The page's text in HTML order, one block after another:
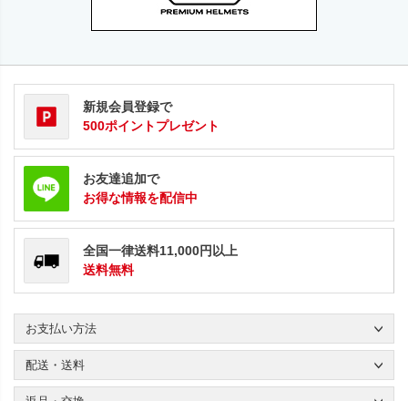
新規会員登録で
500ポイントプレゼント
お友達追加で
お得な情報を配信中
全国一律送料11,000円以上
送料無料
お支払い方法
配送・送料